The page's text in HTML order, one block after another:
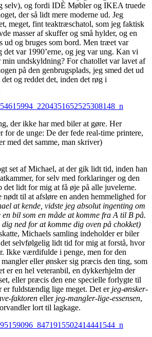
selv), og fordi IDÈ Møbler og IKEA truede
der så lidt mere moderne ud. Jeg
meget, fint teaktræschatol, som jeg faktisk
masser af skuffer og små hylder, og en
ud og bruges som bord. Men træet var
det var 1990’erne, og jeg var ung. Kan vi
min undskyldning? For chatollet var lavet af
på den genbrugsplads, jeg smed det ud
og reddet det, inden det røg i
der ikke har med biler at gøre. Her
for de unge: De der fede real-time printere,
med det samme, man skriver)
set af Michael, at der gik lidt tid, inden han
for selv med forklaringer og den
det lidt for mig at få øje på alle juvelerne.
til at afsløre en anden hemmelighed for
at kende, vidste jeg absolut ingenting om
bil som en måde at komme fra A til B på.
ned for at komme dig oven på chokket)
Michaels samling indeholder er biler
selvfølgelig lidt tid for mig at forstå, hvor
Ikke værdifulde i penge, men for den
eller ønsker sig præcis den ting, som
er en hel veteranbil, en dykkerhjelm der
eller præcis den ene specielle forlygte til
er fuldstændig lige meget. Det er jeg-ønsker-
faktoren eller jeg-mangler-lige-essensen,
lort til lagkage.